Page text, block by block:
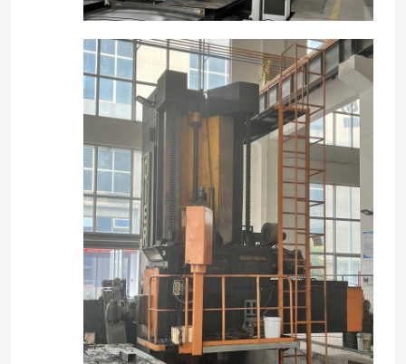
جولة في المصنع
ضبط الجودة
اتصل بنا
أخبار
القضايا
اطلب عرض أسعار
cnc هيدروليّ صحافة مكبح